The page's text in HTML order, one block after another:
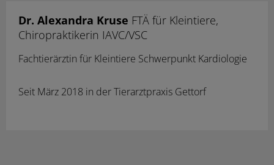
Dr. Alexandra Kruse FTÄ für Kleintiere,
Chiropraktikerin IAVC/VSC
Fachtierärztin für Kleintiere Schwerpunkt Kardiologie
Seit März 2018 in der Tierarztpraxis Gettorf